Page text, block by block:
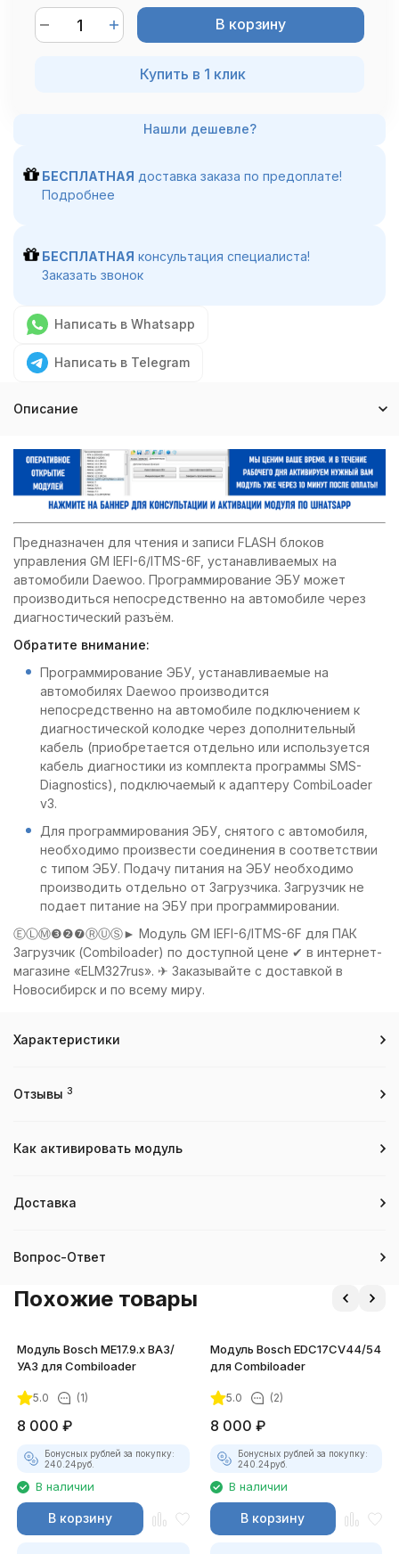
В корзину
Купить в 1 клик
БЕСПЛАТНАЯ доставка заказа по предоплате!
Подробнее
БЕСПЛАТНАЯ консультация специалиста!
Заказать звонок
Написать в Whatsapp
Написать в Telegram
Описание
Предназначен для чтения и записи FLASH блоков
управления GM IEFI-6/ITMS-6F, устанавливаемых на
автомобили Daewoo. Программирование ЭБУ может
производиться непосредственно на автомобиле через
диагностический разъём.
Обратите внимание:
Программирование ЭБУ, устанавливаемые на
автомобилях Daewoo производится
непосредственно на автомобиле подключением к
диагностической колодке через дополнительный
кабель (приобретается отдельно или используется
кабель диагностики из комплекта программы SMS-
Diagnostics), подключаемый к адаптеру CombiLoader
v3.
Для программирования ЭБУ, снятого с автомобиля,
необходимо произвести соединения в соответствии
с типом ЭБУ. Подачу питания на ЭБУ необходимо
производить отдельно от Загрузчика. Загрузчик не
подает питание на ЭБУ при программировании.
ⒺⓁⓂ❸❷❼ⓇⓊⓈ► Модуль GM IEFI-6/ITMS-6F для ПАК
Загрузчик (Combiloader) по доступной цене ✔ в интернет-
магазине «ELM327rus». ✈ Заказывайте с доставкой в
Новосибирск и по всему миру.
Характеристики
Отзывы 3
Как активировать модуль
Доставка
Вопрос-Ответ
Похожие товары
Модуль Bosch ME17.9.x ВАЗ/
УАЗ для Combiloader
5.0 (1)
8 000 ₽
Бонусных рублей за покупку:
240.24руб.
В наличии
В корзину
Модуль Bosch EDC17CV44/54
для Combiloader
5.0 (2)
8 000 ₽
Бонусных рублей за покупку:
240.24руб.
В наличии
В корзину